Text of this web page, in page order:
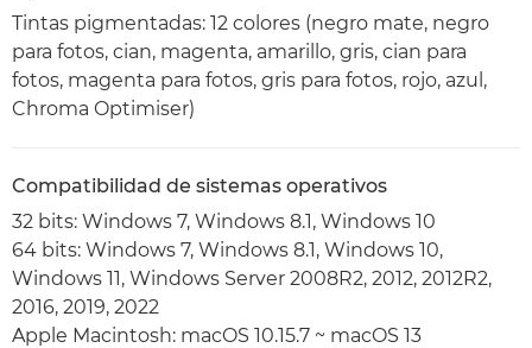
Tintas pigmentadas: 12 colores (negro mate, negro
para fotos, cian, magenta, amarillo, gris, cian para
fotos, magenta para fotos, gris para fotos, rojo, azul,
Chroma Optimiser)
Compatibilidad de sistemas operativos
32 bits: Windows 7, Windows 8.1, Windows 10
64 bits: Windows 7, Windows 8.1, Windows 10,
Windows 11, Windows Server 2008R2, 2012, 2012R2,
2016, 2019, 2022
Apple Macintosh: macOS 10.15.7 ~ macOS 13